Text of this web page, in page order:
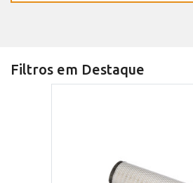
Filtros em Destaque